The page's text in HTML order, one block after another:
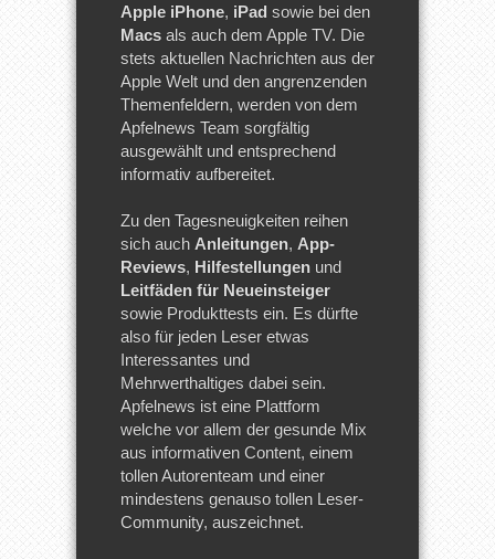
Apple iPhone, iPad sowie bei den
Macs als auch dem Apple TV. Die
stets aktuellen Nachrichten aus der
Apple Welt und den angrenzenden
Themenfeldern, werden von dem
Apfelnews Team sorgfältig
ausgewählt und entsprechend
informativ aufbereitet.
Zu den Tagesneuigkeiten reihen
sich auch Anleitungen, App-
Reviews, Hilfestellungen und
Leitfäden für Neueinsteiger
sowie Produkttests ein. Es dürfte
also für jeden Leser etwas
Interessantes und
Mehrwerthaltiges dabei sein.
Apfelnews ist eine Plattform
welche vor allem der gesunde Mix
aus informativen Content, einem
tollen Autorenteam und einer
mindestens genauso tollen Leser-
Community, auszeichnet.